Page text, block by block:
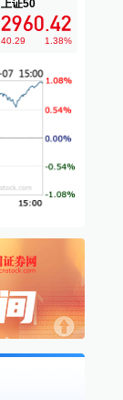
上证50
2960.42
40.29 1.38%